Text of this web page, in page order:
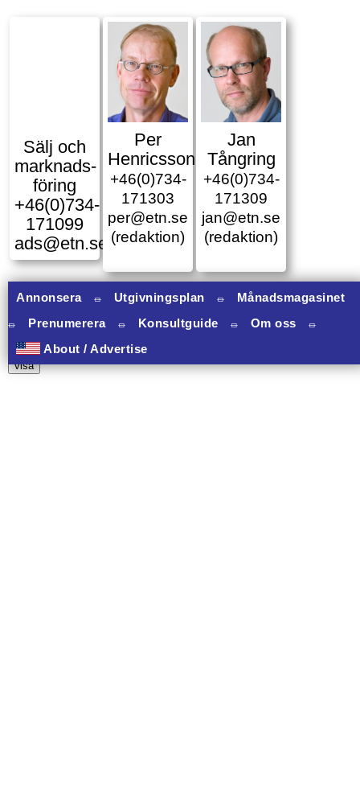
Sälj och
marknads­
föring
+46(0)734-
171099
ads@etn.se
Per
Henricsson
+46(0)734-
171303
per@etn.se
(redaktion)
Jan
Tångring
+46(0)734-
171309
jan@etn.se
(redaktion)
Annonsera ⏛ Utgivningsplan ⏛
Månadsmagasinet
⏛
Prenumerera ⏛ Konsultguide ⏛ Om oss
⏛
About / Advertise
11 banners varav 11 har onclick.